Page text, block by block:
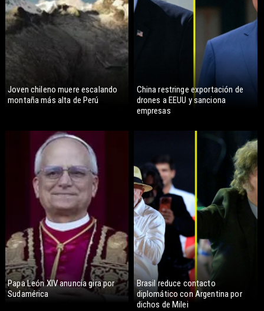
Joven chileno muere escalando
montaña más alta de Perú
China restringe exportación de
drones a EEUU y sanciona
empresas
Papa León XIV anuncia gira por
Sudamérica
Brasil reduce contacto
diplomático con Argentina por
dichos de Milei